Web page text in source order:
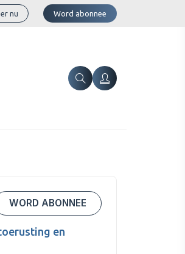
nu Word abonnee
WORD ABONNEE
en